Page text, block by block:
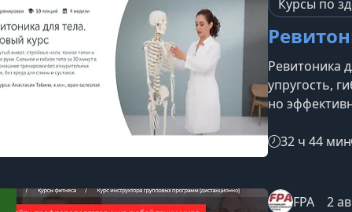
длительных
Курсы по
Ревитоника
упругость,
но
сочетает
помогая
32 ч 44 мин
FPA 2